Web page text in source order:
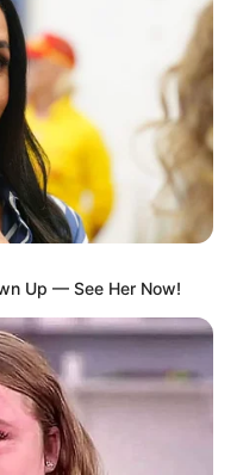
Up — See Her Now!